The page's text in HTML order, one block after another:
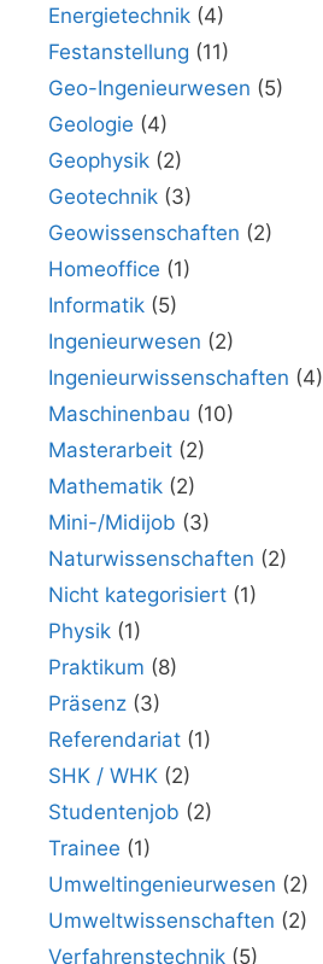
Energietechnik (4)
Festanstellung (11)
Geo-Ingenieurwesen (5)
Geologie (4)
Geophysik (2)
Geotechnik (3)
Geowissenschaften (2)
Homeoffice (1)
Informatik (5)
Ingenieurwesen (2)
Ingenieurwissenschaften (4)
Maschinenbau (10)
Masterarbeit (2)
Mathematik (2)
Mini-/Midijob (3)
Naturwissenschaften (2)
Nicht kategorisiert (1)
Physik (1)
Praktikum (8)
Präsenz (3)
Referendariat (1)
SHK / WHK (2)
Studentenjob (2)
Trainee (1)
Umweltingenieurwesen (2)
Umweltwissenschaften (2)
Verfahrenstechnik (5)